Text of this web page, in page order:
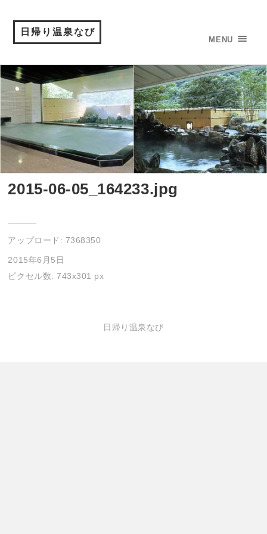
日帰り温泉なび
MENU
2015-06-05_164233.jpg
アップロード: 7368350
2015年6月5日
ピクセル数: 743x301 px
日帰り温泉なび